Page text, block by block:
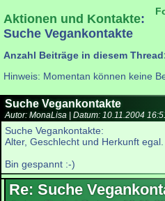
Aktionen und Kontakte:
Suche Vegankontakte
Anzahl Beiträge in diesem
Hinweis: Momentan können keine
Suche Vegankontakte
Autor: MonaLisa | Datum: 10.11.2004
Suche Vegankontakte:
Alter, Geschlecht und Herkunft egal.
Bin gespannt :-)
Re: Suche